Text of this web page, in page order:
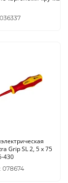
Grip SL 2, 5 х 75
646-430
078674